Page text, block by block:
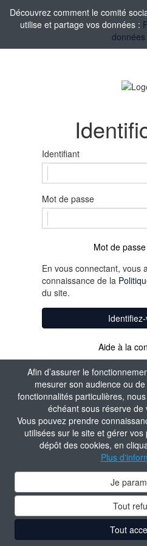
Afin d’assurer le
mesurer son audience ou
fonctionnalités particulières,
échéant sous réserve de
Vous pouvez prendre
utilisées sur le site et gérer
dépôt des cookies, en
Plus
Je
Tout
Tout
Découvrez comment le comité
utilise et partage vos données :
données
Identifiant
Mot de passe
Mot de
En vous connectant, vous
connaissance de la
du site.
Aide à la